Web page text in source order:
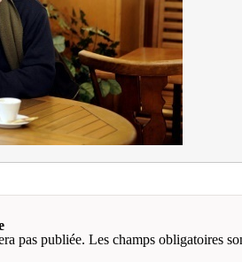
pas publiée. Les champs obligatoires